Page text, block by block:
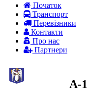
Початок
Транспорт
Перевiзники
Контакти
Про нас
Партнери
A-